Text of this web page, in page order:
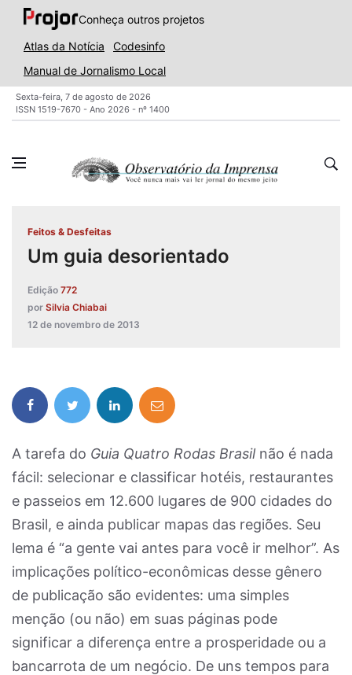
Conheça outros projetos
Atlas da Notícia
Codesinfo
Manual de Jornalismo Local
Sexta-feira, 7 de agosto de 2026
ISSN 1519-7670 - Ano 2026 - nº 1400
Feitos & Desfeitas
Um guia desorientado
Edição 772
por Silvia Chiabai
12 de novembro de 2013
A tarefa do Guia Quatro Rodas Brasil não é nada
fácil: selecionar e classificar hotéis, restaurantes
e passeios em 12.600 lugares de 900 cidades do
Brasil, e ainda publicar mapas das regiões. Seu
lema é “a gente vai antes para você ir melhor”. As
implicações político-econômicas desse gênero
de publicação são evidentes: uma simples
menção (ou não) em suas páginas pode
significar a diferença entre a prosperidade ou a
bancarrota de um negócio. De uns tempos para